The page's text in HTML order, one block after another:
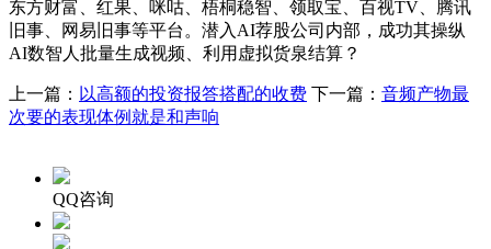
东方财富、红果、咪咕、梧桐稳智、领取宝、百视TV、腾讯
旧事、网易旧事等平台。潜入AI荐股公司内部，成功其操纵
AI数智人批量生成视频、利用虚拟货泉结算？
上一篇： 以高额的投资报答搭配的收费 下一篇： 音频产物最
次要的表现体例就是和声响
QQ咨询